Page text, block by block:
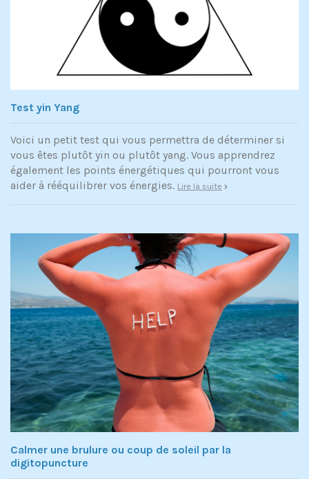
Test yin Yang
Voici un petit test qui vous permettra de déterminer si
vous êtes plutôt yin ou plutôt yang. Vous apprendrez
également les points énergétiques qui pourront vous
aider à rééquilibrer vos énergies. Lire la suite
Calmer une brulure ou coup de soleil par la
digitopuncture